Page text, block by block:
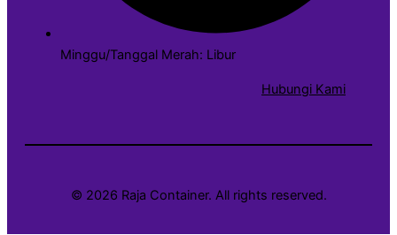
Minggu/Tanggal Merah: Libur
Hubungi Kami
© 2026 Raja Container. All rights reserved.